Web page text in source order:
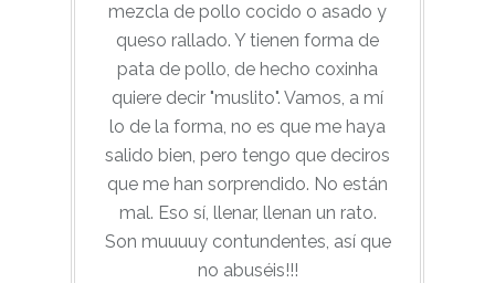
mezcla de pollo cocido o asado y
queso rallado. Y tienen forma de
pata de pollo, de hecho coxinha
quiere decir "muslito". Vamos, a mí
lo de la forma, no es que me haya
salido bien, pero tengo que deciros
que me han sorprendido. No están
mal. Eso sí, llenar, llenan un rato.
Son muuuuy contundentes, así que
no abuséis!!!